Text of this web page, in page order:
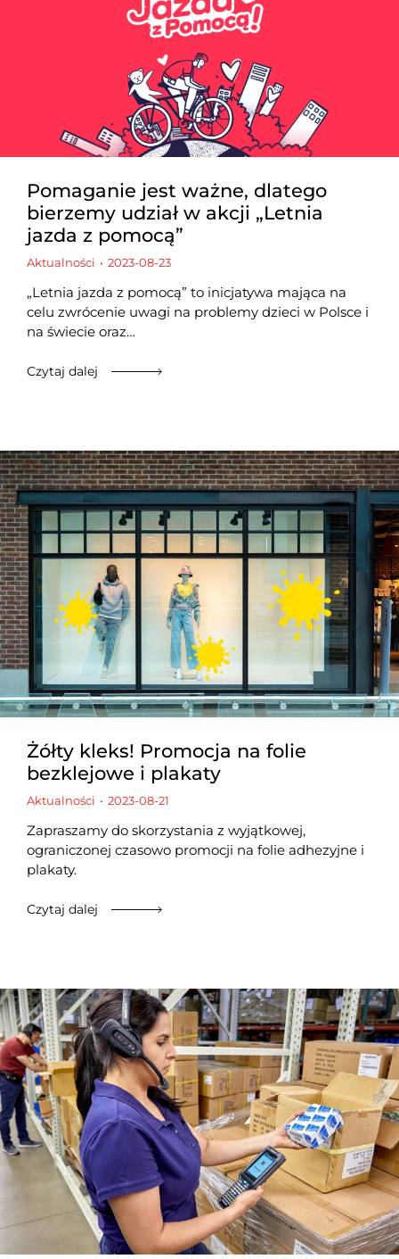
Pomaganie jest ważne, dlatego
bierzemy udział w akcji „Letnia
jazda z pomocą”
Aktualności 2023-08-23
„Letnia jazda z pomocą” to inicjatywa mająca na
celu zwrócenie uwagi na problemy dzieci w Polsce i
na świecie oraz…
Czytaj dalej
Żółty kleks! Promocja na folie
bezklejowe i plakaty
Aktualności 2023-08-21
Zapraszamy do skorzystania z wyjątkowej,
ograniczonej czasowo promocji na folie adhezyjne i
plakaty.
Czytaj dalej